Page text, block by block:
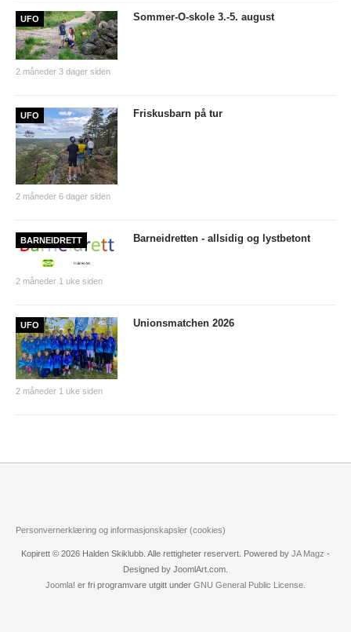
HØIÅS NIGHT & DAY CUP
Night&Day 2015/2016
Night & Day 2013/2014
Night & Day 2012/2013
Night & Day 2011/2012
Night 2009/2010
Day 2008/2009
2007/2008
UFO
2 måneder 3 dager siden
Sommer-O-skole 3.-5. august
UFO
2 måneder 6 dager siden
Friskusbarn på tur
BARNEIDRETT
2 måneder 1 uke siden
Barneidretten - allsidig og lystbetont
UFO
2 måneder 1 uke siden
Unionsmatchen 2026
Personvernerklæring og informasjonskapsler (cookies)
Kopirett © 2026 Halden Skiklubb. Alle rettigheter reservert. Powered by JA Magz -
Designed by JoomlArt.com.
Joomla! er fri programvare utgitt under GNU General Public License.